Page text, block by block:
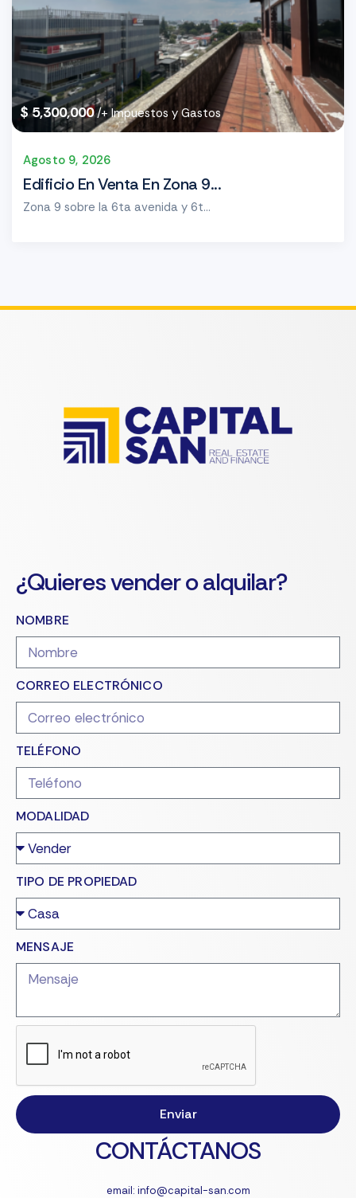
$ 5,300,000/+ Impuestos y Gastos
Agosto 9, 2026
Edificio En Venta En Zona 9...
Zona 9 sobre la 6ta avenida y 6t...
¿Quieres vender o alquilar?
NOMBRE
CORREO ELECTRÓNICO
TELÉFONO
MODALIDAD
TIPO DE PROPIEDAD
MENSAJE
Enviar
CONTÁCTANOS
email: info@capital-san.com